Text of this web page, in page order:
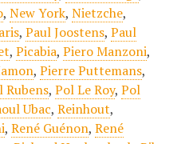
, New York, Nietzche,
, Paul Joostens, Paul
, Picabia, Piero Manzoni,
, Pierre Puttemans,
Rubens, Pol Le Roy, Pol
Ubac, Reinhout,
, René Guénon, René